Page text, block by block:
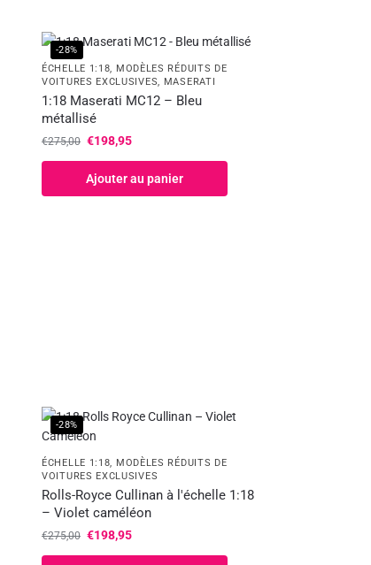
-28%
ÉCHELLE 1:18, MODÈLES RÉDUITS DE
VOITURES EXCLUSIVES, MASERATI
1:18 Maserati MC12 – Bleu
métallisé
€275,00 €198,95
Ajouter au panier
-28%
ÉCHELLE 1:18, MODÈLES RÉDUITS DE
VOITURES EXCLUSIVES
Rolls-Royce Cullinan à l'échelle 1:18
– Violet caméléon
€275,00 €198,95